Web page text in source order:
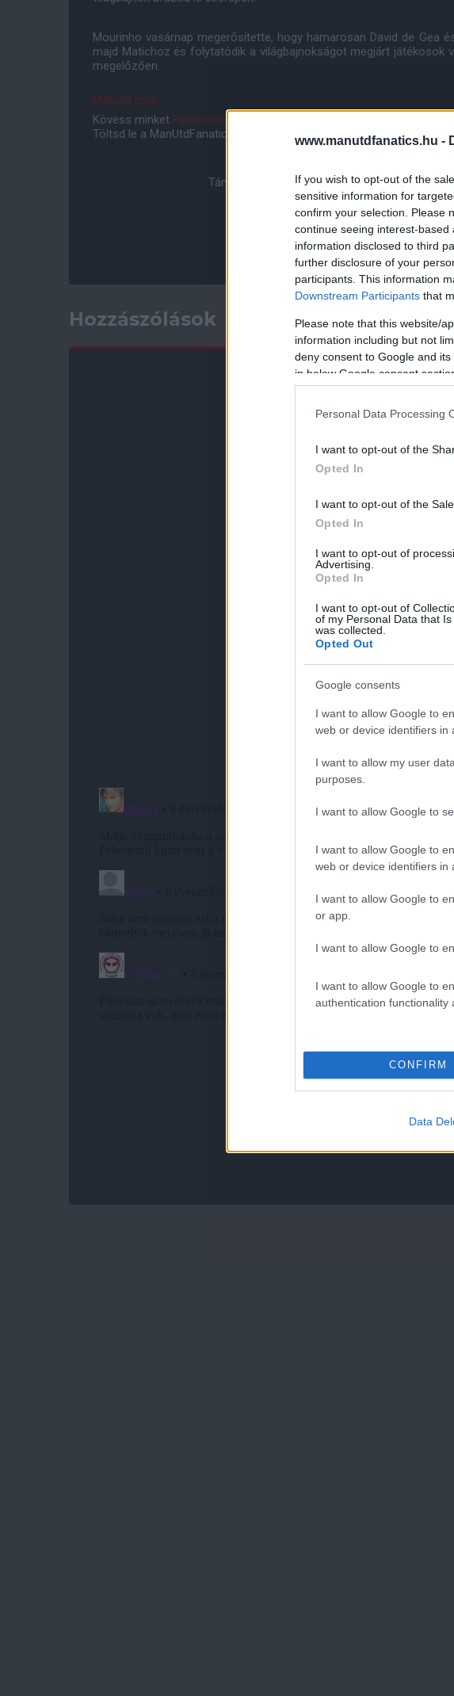
www.manutdfanatics.hu -
If you wish to opt-out of the
sensitive information for
confirm your selection. Please
continue seeing interest-
information disclosed to third
further disclosure of your
participants. This information
Downstream Participants that
Please note that this website/
information including but not
deny consent to Google and
in below Google consent
Personal Data Processing
I want to opt-out of the
Opted In
I want to opt-out of the
Opted In
I want to opt-out of
Advertising.
Opted In
I want to opt-out of
of my Personal Data that
was collected.
Opted Out
Google consents
I want to allow Google to
web or device identifiers in
I want to allow my user
purposes.
I want to allow Google to
I want to allow Google to
web or device identifiers in
I want to allow Google to
or app.
I want to allow Google to
I want to allow Google to
authentication functionality
CONFIRM
Data
Mourinho vasárnap megerősítette, hogy hamarosan David de Gea
majd Matichoz és folytatódik a világbajnokságot megjárt játékosok
megelőzően.
Manutd.com
Kövess minket Facebookon
Töltsd le a ManUtdFanatics.hu mobil applikációt
Androidra és iOS-re
Támogasd adományoddal a
Hozzászólások